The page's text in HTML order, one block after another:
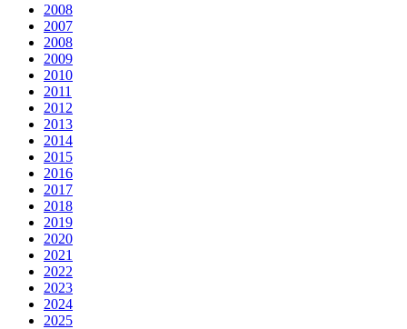
2008
2007
2008
2009
2010
2011
2012
2013
2014
2015
2016
2017
2018
2019
2020
2021
2022
2023
2024
2025